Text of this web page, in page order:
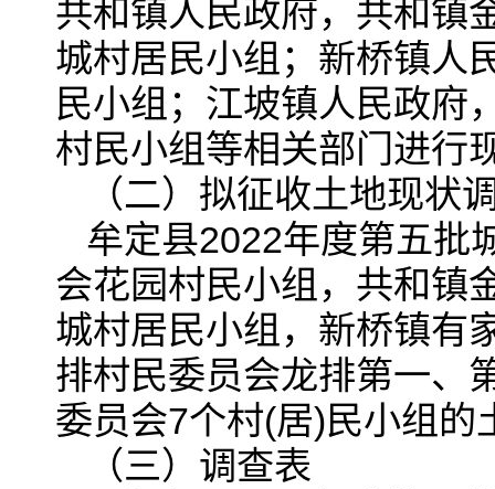
共和镇人民政府，共和镇
城村居民小组；新桥镇人
民小组；江坡镇人民政府
村民小组等相关部门进行
（二）拟征收土地现状
牟定县2022年度第五批
会花园村民小组，共和镇
城村居民小组，新桥镇有
排村民委员会龙排第一、
委员会7个村(居)民小组
（三）调查表